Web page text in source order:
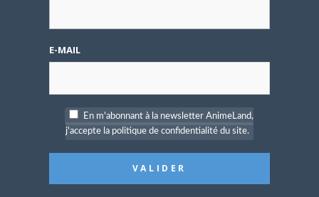
ARTICLES LIÉS
E-MAIL
En m'abonnant à la newsletter AnimeLand,
j'accepte la politique de confidentialité du site.